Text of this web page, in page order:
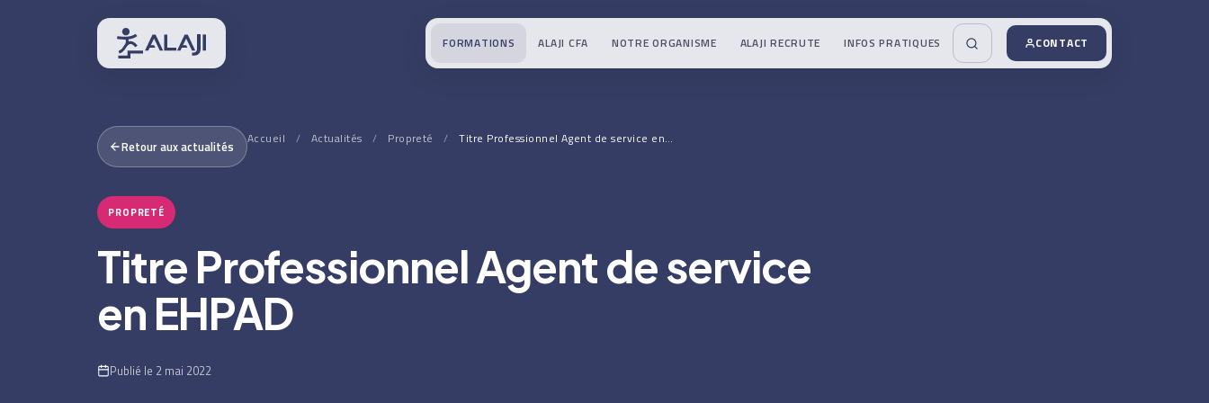
FORMATIONS ALAJI CFA NOTRE ORGANISME ALAJI RECRUTE INFOS PRATIQUES CONTACT
Retour aux actualités Accueil / Actualités / Propreté / Titre Professionnel Agent de service en…
PROPRETÉ
Titre Professionnel Agent de service
en EHPAD
Publié le 2 mai 2022